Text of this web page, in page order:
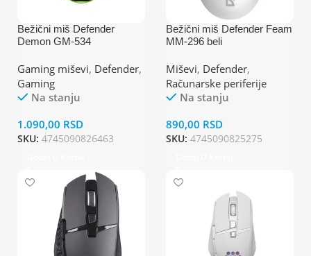
Bežični miš Defender
Demon GM-534
Gaming miševi, Defender,
Gaming
Na stanju
1.090,00 RSD
SKU: 4745090826463
Bežični miš Defender Feam
MM-296 beli
Miševi, Defender,
Računarske periferije
Na stanju
890,00 RSD
SKU: 4745090825275